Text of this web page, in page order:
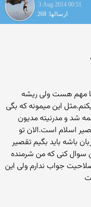
3 Aug 2014 00:51
ارسالها: 268
مهم هست ولی ریشه
این میمونه که بگی
شد و مدرنیته مدیون
اسلام است.الان تو
باشه باید بگیم تقصیر
سوال کنی که من شرمنده
جواب ندارم ولی این